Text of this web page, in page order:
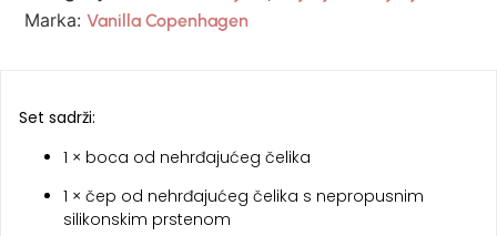
Marka:Vanilla Copenhagen
Set sadrži:
1 × boca od nehrđajućeg čelika
1 × čep od nehrđajućeg čelika s nepropusnim
silikonskim prstenom